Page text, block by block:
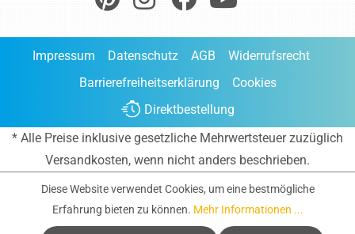
Impressum Datenschutz AGB
Widerrufsrecht
Barrierefreiheitserklärung
Cookies
Direktbestellung
* Alle Preise inklusive gesetzliche Mehrwertsteuer zuzüglich
Versandkosten, wenn nicht anders beschrieben.
Diese Website verwendet Cookies, um eine bestmögliche
Erfahrung bieten zu können. Mehr Informationen ...